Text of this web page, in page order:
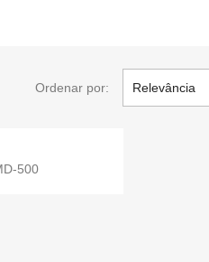
Ordenar por: Relevância
rápida
500